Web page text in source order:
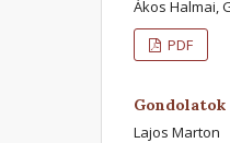
Ákos Halmai,
PDF
Lajos Marton